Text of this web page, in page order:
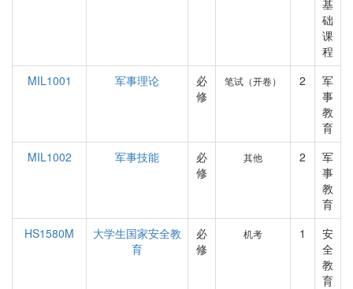
基
础
课
程
MIL1001
军事理论
必
修
笔试（开卷） 2
军
事
教
育
MIL1002
军事技能
必
修
其他 2
军
事
教
育
HS1580M
大学生国家安全教
育
必
修
机考 1
安
全
教
育